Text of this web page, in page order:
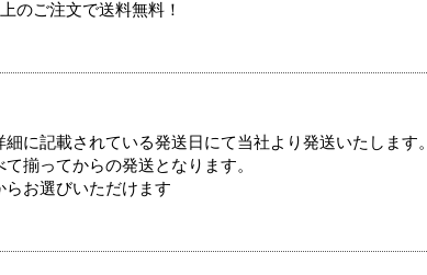
のご注文で送料無料！
に記載されている発送日にて当社より発送いたします。
揃ってからの発送となります。
お選びいただけます